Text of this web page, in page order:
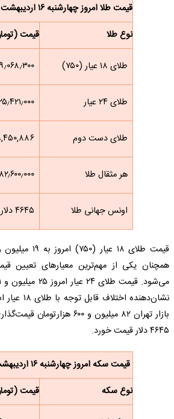
قیمت طلا امروز چهارشنبه ۱۶ اردیبهشت ۱۴۰۵
نوع طلا
قیمت
طلای ۱۸ عیار (۷۵۰)
طلای ۲۴ عیار
طلای دست دوم
هر مثقال طلا ۸۲٫۶۰۰٫۰۰۰
اونس جهانی طلا ۴۶۴۵ دلار
همچنان یکی از مهم‌ترین معیارهای تعیین
نشان‌دهنده
بازار تهران ۸۲ میلیون و ۶۰۰
۴۶۴۵ دلار قیمت خورد.
قیمت سکه امروز چهارشنبه ۱۶ اردیبهشت ۱۴۰۵
نوع سکه
قیمت